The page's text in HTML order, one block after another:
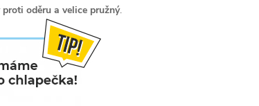
oděru a velice pružný.